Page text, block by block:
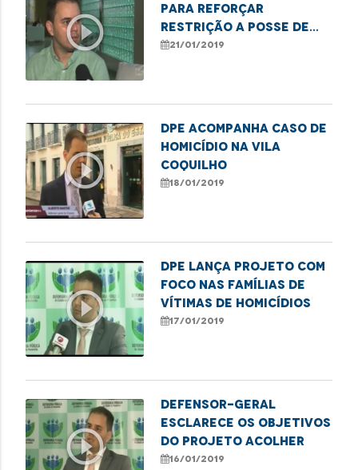
play_circle_outline
para reforçar
restrição a posse de
armas por agressores
21/01/2019
play_circle_outline
DPE acompanha caso de
homicídio na Vila
Coquilho
18/01/2019
play_circle_outline
DPE lança projeto com
foco nas famílias de
vítimas de homicídios
17/01/2019
play_circle_outline
Defensor-geral
esclarece os objetivos
do Projeto acolher
16/01/2019